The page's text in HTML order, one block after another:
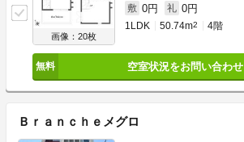
画像：20枚
敷 0円 礼 0円
1LDK 50.74m2 4階
空室状況をお問い合わせ
Ｂｒａｎｃｈｅメグロ